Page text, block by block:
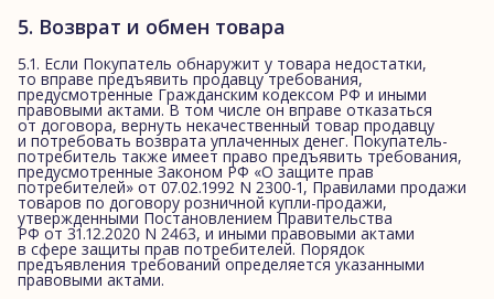
5. Возврат и обмен товара
5.1. Если Покупатель обнаружит у товара недостатки,
то вправе предъявить продавцу требования,
предусмотренные Гражданским кодексом РФ и иными
правовыми актами. В том числе он вправе отказаться
от договора, вернуть некачественный товар продавцу
и потребовать возврата уплаченных денег. Покупатель-
потребитель также имеет право предъявить требования,
предусмотренные Законом РФ «О защите прав
потребителей» от 07.02.1992 N 2300-1, Правилами продажи
товаров по договору розничной купли-продажи,
утвержденными Постановлением Правительства
РФ от 31.12.2020 N 2463, и иными правовыми актами
в сфере защиты прав потребителей. Порядок
предъявления требований определяется указанными
правовыми актами.